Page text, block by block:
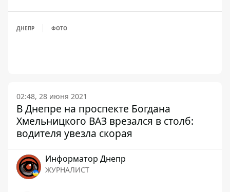
ДНЕПР ФОТО
02:48, 28 июня 2021
В Днепре на проспекте Богдана
Хмельницкого ВАЗ врезался в столб:
водителя увезла скорая
Информатор Днепр
ЖУРНАЛИСТ